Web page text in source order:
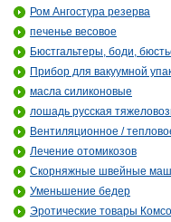
Ром Ангостура резерва
печенье весовое
Бюстгальтеры, боди,
Прибор для вакуумной
масла силиконовые
лошадь русская
Вентиляционное /
Лечение отомикозов
Скорняжные швейные
Уменьшение бедер
Эротические товары